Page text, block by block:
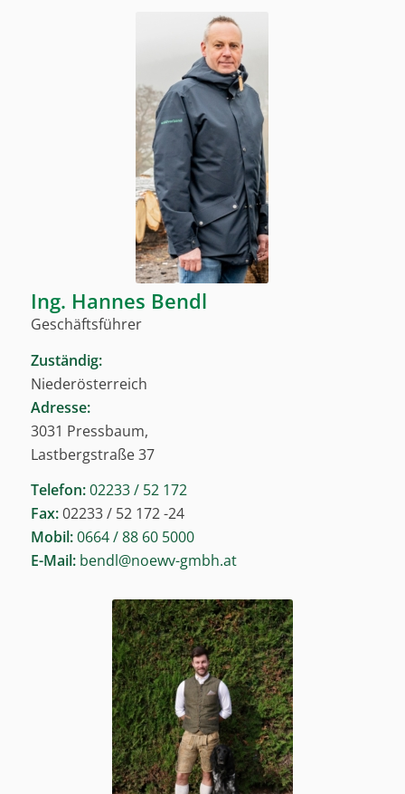
Ing. Hannes Bendl
Geschäftsführer
Zuständig:
Niederösterreich
Adresse:
3031 Pressbaum,
Lastbergstraße 37
Telefon:02233 / 52 172
Fax:02233 / 52 172 -24
Mobil:0664 / 88 60 5000
E-Mail: bendl@noewv-gmbh.at